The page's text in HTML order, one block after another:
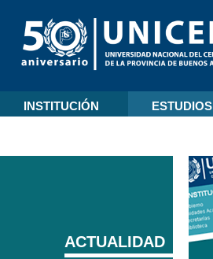
INSTITUCIÓN ESTUDIOS
ACTUALIDAD